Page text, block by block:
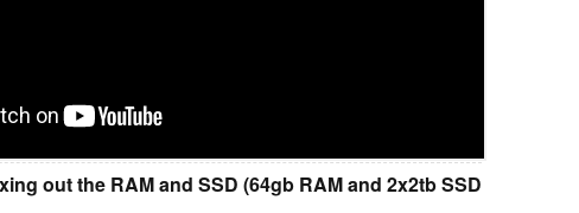
out the RAM and SSD (64gb RAM and 2x2tb SSD